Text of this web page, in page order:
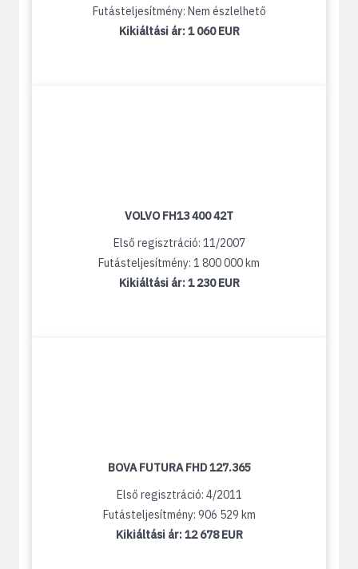
Futásteljesítmény: Nem észlelhető
Kikiáltási ár:1 060 EUR
VOLVO FH13 400 42T
Első regisztráció: 11/2007
Futásteljesítmény: 1 800 000 km
Kikiáltási ár:1 230 EUR
BOVA FUTURA FHD 127.365
Első regisztráció: 4/2011
Futásteljesítmény: 906 529 km
Kikiáltási ár:12 678 EUR